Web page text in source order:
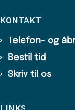
KONTAKT
Telefon- og
Bestil tid
Skriv til os